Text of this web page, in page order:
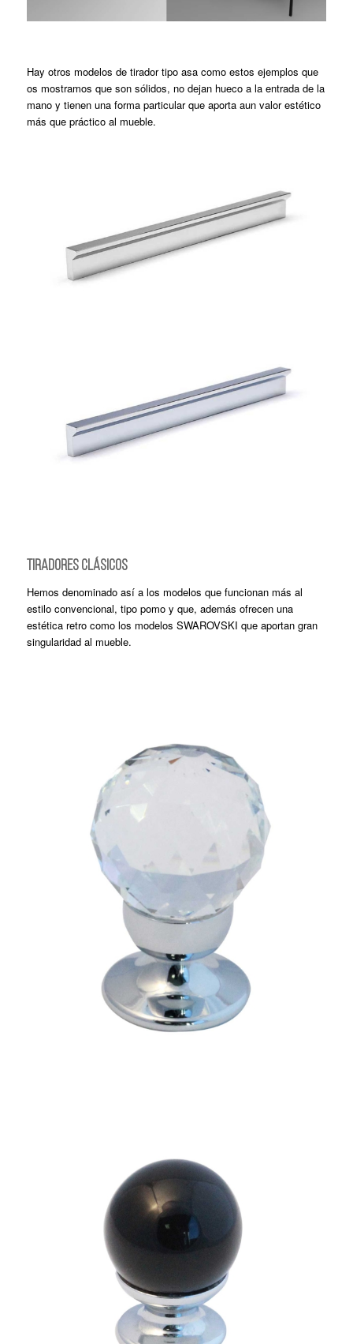
Hay otros modelos de tirador tipo asa como estos ejemplos que
os mostramos que son sólidos, no dejan hueco a la entrada de la
mano y tienen una forma particular que aporta aun valor estético
más que práctico al mueble.
TIRADORES CLÁSICOS
Hemos denominado así a los modelos que funcionan más al
estilo convencional, tipo pomo y que, además ofrecen una
estética retro como los modelos SWAROVSKI que aportan gran
singularidad al mueble.